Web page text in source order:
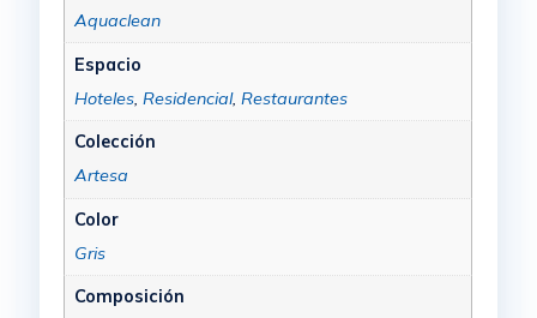
Aquaclean
Espacio
Hoteles, Residencial, Restaurantes
Colección
Artesa
Color
Gris
Composición